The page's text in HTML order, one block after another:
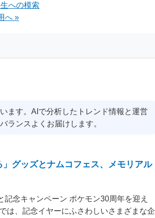
への模索
へ »
ます。AIで分析したトレンド情報と運営
ランスよくお届けします。
グッズとナムコフェス、メモリアル
記念キャンペーン ポケモン30周年を迎え
は、記念イヤーにふさわしいさまざまな企